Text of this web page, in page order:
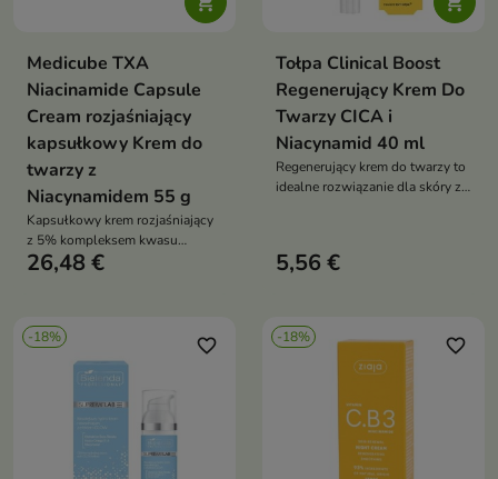
Medicube TXA
Niacinamide Capsule
Cream rozjaśniający
kapsułkowy Krem do
twarzy z
Niacynamidem 55 g
Kapsułkowy krem rozjaśniający
z 5% kompleksem kwasu
traneksamowego i niacynamidu,
26,48 €
Tołpa Clinical Boost
Regenerujący Krem Do
Twarzy CICA i
Niacynamid 40 ml
Regenerujący krem do twarzy to
idealne rozwiązanie dla skóry z
łuszczeniem
5,56 €
-18% favorite_border -18% favorite_border